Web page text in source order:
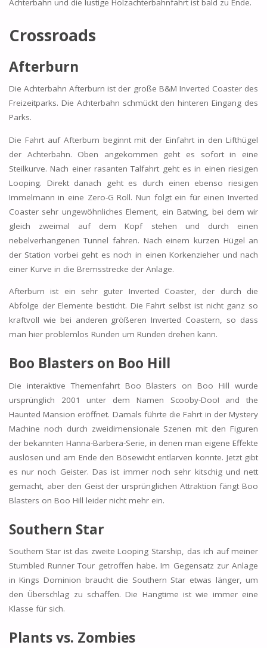
Achterbahn und die lustige Holzachterbahnfahrt ist bald zu Ende.
Crossroads
Afterburn
Die Achterbahn Afterburn ist der große B&M Inverted Coaster des
Freizeitparks. Die Achterbahn schmückt den hinteren Eingang des
Parks.
Die Fahrt auf Afterburn beginnt mit der Einfahrt in den Lifthügel
der Achterbahn. Oben angekommen geht es sofort in eine
Steilkurve. Nach einer rasanten Talfahrt geht es in einen riesigen
Looping. Direkt danach geht es durch einen ebenso riesigen
Immelmann in eine Zero-G Roll. Nun folgt ein für einen Inverted
Coaster sehr ungewöhnliches Element, ein Batwing, bei dem wir
gleich zweimal auf dem Kopf stehen und durch einen
nebelverhangenen Tunnel fahren. Nach einem kurzen Hügel an
der Station vorbei geht es noch in einen Korkenzieher und nach
einer Kurve in die Bremsstrecke der Anlage.
Afterburn ist ein sehr guter Inverted Coaster, der durch die
Abfolge der Elemente besticht. Die Fahrt selbst ist nicht ganz so
kraftvoll wie bei anderen größeren Inverted Coastern, so dass
man hier problemlos Runden um Runden drehen kann.
Boo Blasters on Boo Hill
Die interaktive Themenfahrt Boo Blasters on Boo Hill wurde
ursprünglich 2001 unter dem Namen Scooby-Doo! and the
Haunted Mansion eröffnet. Damals führte die Fahrt in der Mystery
Machine noch durch zweidimensionale Szenen mit den Figuren
der bekannten Hanna-Barbera-Serie, in denen man eigene Effekte
auslösen und am Ende den Bösewicht entlarven konnte. Jetzt gibt
es nur noch Geister. Das ist immer noch sehr kitschig und nett
gemacht, aber den Geist der ursprünglichen Attraktion fängt Boo
Blasters on Boo Hill leider nicht mehr ein.
Southern Star
Southern Star ist das zweite Looping Starship, das ich auf meiner
Stumbled Runner Tour getroffen habe. Im Gegensatz zur Anlage
in Kings Dominion braucht die Southern Star etwas länger, um
den Überschlag zu schaffen. Die Hangtime ist wie immer eine
Klasse für sich.
Plants vs. Zombies